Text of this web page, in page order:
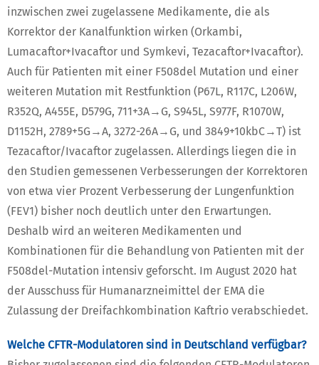
inzwischen zwei zugelassene Medikamente, die als
Korrektor der Kanalfunktion wirken (Orkambi,
Lumacaftor+Ivacaftor und Symkevi, Tezacaftor+Ivacaftor).
Auch für Patienten mit einer F508del Mutation und einer
weiteren Mutation mit Restfunktion (P67L, R117C, L206W,
R352Q, A455E, D579G, 711+3A→G, S945L, S977F, R1070W,
D1152H, 2789+5G→A, 3272-26A→G, und 3849+10kbC→T) ist
Tezacaftor/Ivacaftor zugelassen. Allerdings liegen die in
den Studien gemessenen Verbesserungen der Korrektoren
von etwa vier Prozent Verbesserung der Lungenfunktion
(FEV1) bisher noch deutlich unter den Erwartungen.
Deshalb wird an weiteren Medikamenten und
Kombinationen für die Behandlung von Patienten mit der
F508del-Mutation intensiv geforscht. Im August 2020 hat
der Ausschuss für Humanarzneimittel der EMA die
Zulassung der Dreifachkombination Kaftrio verabschiedet.
Welche CFTR-Modulatoren sind in Deutschland verfügbar?